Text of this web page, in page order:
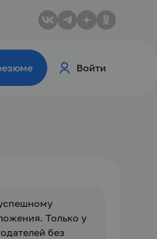
Войти
Только у
без